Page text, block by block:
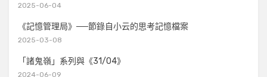
2025-06-04
《記憶管理局》──節錄自小云的思考記憶檔案
2025-03-08
「諸鬼嶺」系列與《31/04》
2024-06-09